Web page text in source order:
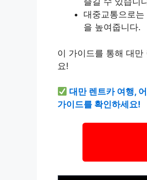
대중교통으로
을 높여줍니다.
이 가이드를 통해 대
요!
대만 렌트카 여행,
가이드를 확인하세요!